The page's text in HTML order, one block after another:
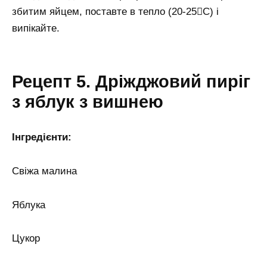
збитим яйцем, поставте в тепло (20-25Ϲ) і
випікайте.
Рецепт 5. Дріжджовий пиріг
з яблук з вишнею
Інгредієнти:
Свіжа малина
Яблука
Цукор